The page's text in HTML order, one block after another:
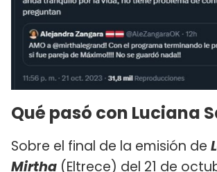
Qué pasó con Luciana
Sobre el final de la emisión de
Mirtha (Eltrece) del 21 de